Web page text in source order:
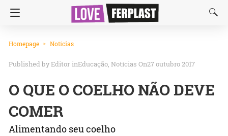
Homepage Notícias
Editor inEducação Notícias On27 outubro 2017
O QUE O COELHO NÃO DEVE
COMER
Alimentando seu coelho